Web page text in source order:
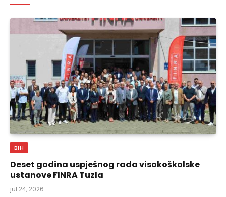
BIH
Deset godina uspješnog rada visokoškolske
ustanove FINRA Tuzla
jul 24, 2026